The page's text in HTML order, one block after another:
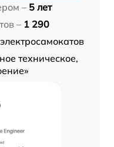
– 5 лет
– 1 290
техническое,